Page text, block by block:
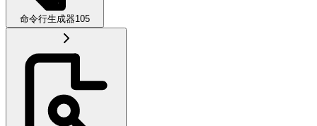
命令行生成器105